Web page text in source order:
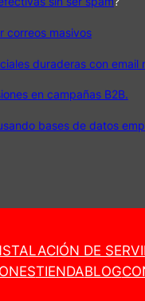
correos masivos
duraderas con email
en campañas B2B.
bases de datos
DE
TIENDABLOG